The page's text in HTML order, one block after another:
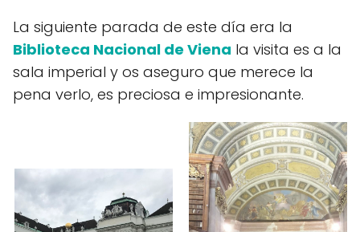
La siguiente parada de este día era la
Biblioteca Nacional de Viena la visita es a la
sala imperial y os aseguro que merece la
pena verlo, es preciosa e impresionante.